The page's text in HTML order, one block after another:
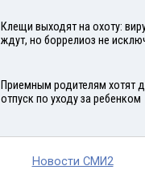
Клещи выходят на охоту:
ждут, но боррелиоз не
Приемным родителям хотят
отпуск по уходу за ребенком
Новости СМИ2